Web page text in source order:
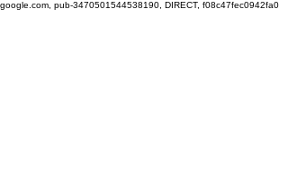
google.com, pub-3470501544538190, DIRECT, f08c47fec0942fa0